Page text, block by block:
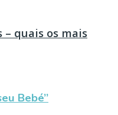
quais os mais
Bebé”